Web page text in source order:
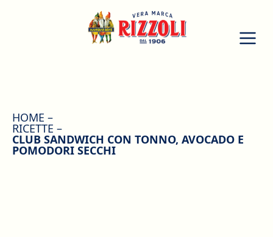
HOME
RICETTE
CLUB SANDWICH CON TONNO, AVOCADO E
POMODORI SECCHI